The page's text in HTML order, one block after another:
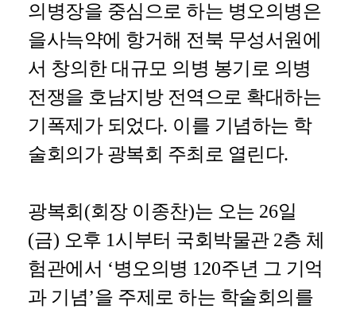
의병장을 중심으로 하는 병오의병은
을사늑약에 항거해 전북 무성서원에
서 창의한 대규모 의병 봉기로 의병
전쟁을 호남지방 전역으로 확대하는
기폭제가 되었다. 이를 기념하는 학
술회의가 광복회 주최로 열린다.
광복회 (회장 이종찬)는 오는 26일
(금) 오후 1시부터 국회박물관 2층 체
험관에서 ‘병오의병 120주년 그 기억
과 기념’을 주제로 하는 학술회의를